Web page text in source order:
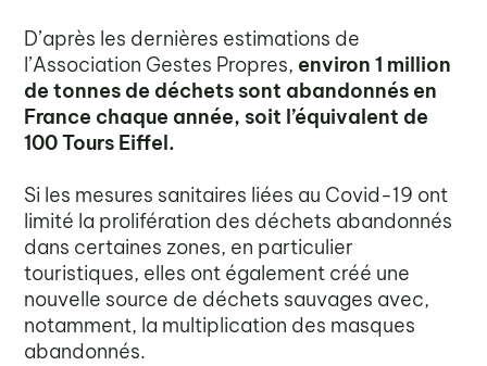
D’après les dernières estimations de
l’Association Gestes Propres, environ 1 million
de tonnes de déchets sont abandonnés en
France chaque année, soit l’équivalent de
100 Tours Eiffel.
Si les mesures sanitaires liées au Covid-19 ont
limité la prolifération des déchets abandonnés
dans certaines zones, en particulier
touristiques, elles ont également créé une
nouvelle source de déchets sauvages avec,
notamment, la multiplication des masques
abandonnés.